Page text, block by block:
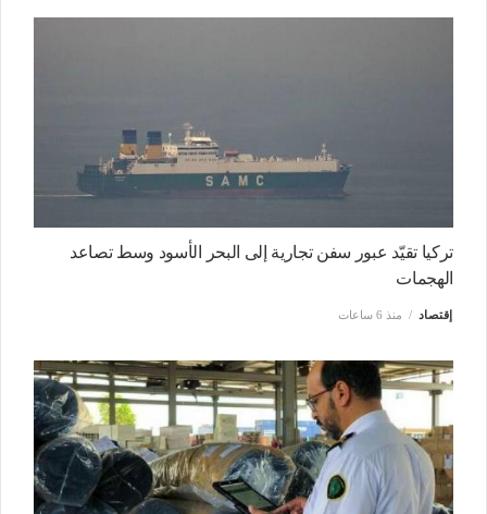
تركيا تقيّد عبور سفن تجارية إلى البحر الأسود وسط تصاعد
الهجمات
إقتصاد منذ 6 ساعات